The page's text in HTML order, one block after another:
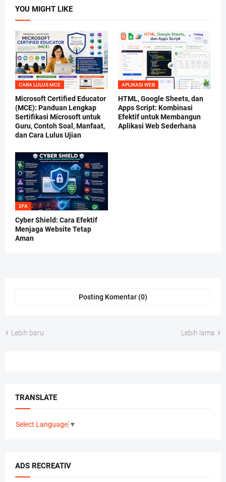
YOU MIGHT LIKE
CARA LULUS MCE
Microsoft Certified Educator
(MCE): Panduan Lengkap
Sertifikasi Microsoft untuk
Guru, Contoh Soal, Manfaat,
dan Cara Lulus Ujian
APLIKASI WEB
HTML, Google Sheets, dan
Apps Script: Kombinasi
Efektif untuk Membangun
Aplikasi Web Sederhana
2FA
Cyber Shield: Cara Efektif
Menjaga Website Tetap
Aman
Posting Komentar (0)
Lebih baru Lebih lama
TRANSLATE
Select Language ▼
ADS RECREATIV